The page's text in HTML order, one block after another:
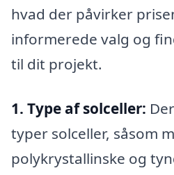
hvad der påvirker
informerede valg og
til dit projekt.
1. Type af solceller:
typer solceller, såsom
polykrystallinske og